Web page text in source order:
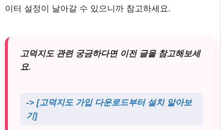
이터 설정이 날아갈 수 있으니까 참고하세요.
고덕지도 관련 궁금하다면 이전 글을 참고해보세
요.
-> [고덕지도 가입 다운로드부터 설치 알아보
기]